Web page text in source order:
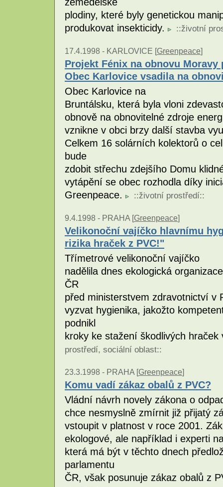
plodiny, které byly genetickou
produkovat insekticidy.
::životní
17.4.1998 - KARLOVICE [Greenpeace]
Projekt Fénix na obnovu
Obec Karlovice vsadila na
Obec Karlovice na
Bruntálsku, která byla vloni
obnově na obnovitelné zdroje
vznikne v obci brzy další stavba
Celkem 16 solárních kolektorů o
bude
zdobit střechu zdejšího Domu
vytápění se obec rozhodla díky
Greenpeace.
::životní prostředí::
9.4.1998 - PRAHA [Greenpeace]
Velikonoční vajíčko hlavnímu
rizika hraček z PVC!"
Třímetrové velikonoční vajíčko
nadělila dnes ekologická
ČR
před ministerstvem zdravotnictví v
vyzvat hygienika, jakožto
podnikl
kroky ke stažení škodlivých
prostředí, sociální oblast::
23.3.1998 - PRAHA [Greenpeace]
Komu vadí zákaz obalů z PVC?
Vládní návrh novely zákona o
chce nesmyslně zmírnit již přijatý
vstoupit v platnost v roce 2001.
ekologové, ale například i experti
která má být v těchto dnech
parlamentu
ČR, však posunuje zákaz obalů z